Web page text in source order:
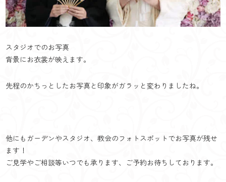
スタジオでのお写真
背景にお衣裳が映えます。
先程のかちっとしたお写真と印象がガラッと変わりましたね。
他にもガーデンやスタジオ、教会のフォトスポットでお写真が残せ
ます！
ご見学やご相談等いつでも承ります、ご予約お待ちしております。